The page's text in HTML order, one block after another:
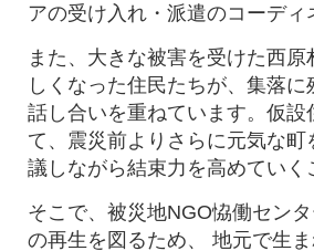
アの受け入れ・派遣のコーデ
また、大きな被害を受けた西
しくなった住民たちが、 集落に
話し合いを重ねています。仮
て、震災前よりさらに元気な
議しながら結束力を高めていく
そこで、 被災地NGO恊働センタ
の再生を図るため、 地元で生